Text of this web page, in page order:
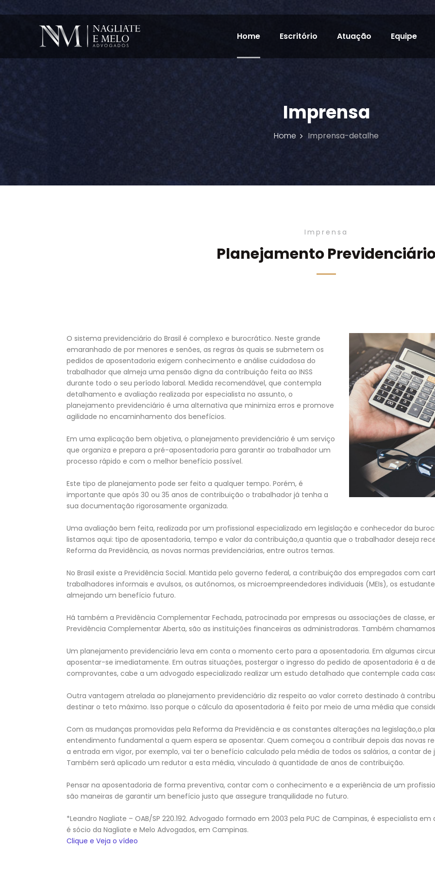
Home Escritório Atuação Equipe
Imprensa
Home Imprensa-detalhe
Imprensa
Planejamento
O sistema previdenciário do Brasil é complexo e burocrático. Neste grande
emaranhado de por menores e senões, as regras às quais se submetem os
pedidos de aposentadoria exigem conhecimento e análise cuidadosa do
trabalhador que almeja uma pensão digna da contribuição feita ao INSS
durante todo o seu período laboral. Medida recomendável, que contempla
detalhamento e avaliação realizada por especialista no assunto, o
planejamento previdenciário é uma alternativa que minimiza erros e promove
agilidade no encaminhamento dos benefícios.
Em uma explicação bem objetiva, o planejamento previdenciário é um serviço
que organiza e prepara a pré-aposentadoria para garantir ao trabalhador um
processo rápido e com o melhor benefício possível.
Este tipo de planejamento pode ser feito a qualquer tempo. Porém, é
importante que após 30 ou 35 anos de contribuição o trabalhador já tenha a
sua documentação rigorosamente organizada.
Uma avaliação bem feita, realizada por um profissional especializado em legislação e conhecedor da
listamos aqui: tipo de aposentadoria, tempo e valor da contribuição,a quantia que o trabalhador deseja
Reforma da Previdência, as novas normas previdenciárias, entre outros temas.
No Brasil existe a Previdência Social. Mantida pelo governo federal, a contribuição dos empregados com
trabalhadores informais e avulsos, os autônomos, os microempreendedores individuais (MEIs), os
almejando um benefício futuro.
Há também a Previdência Complementar Fechada, patrocinada por empresas ou associações de classe,
Previdência Complementar Aberta, são as instituições financeiras as administradoras. Também
Um planejamento previdenciário leva em conta o momento certo para a aposentadoria. Em algumas
aposentar-se imediatamente. Em outras situações, postergar o ingresso do pedido de aposentadoria é a
comprovantes, cabe a um advogado especializado realizar um estudo detalhado que contemple cada
Outra vantagem atrelada ao planejamento previdenciário diz respeito ao valor correto destinado à
destinar o teto máximo. Isso porque o cálculo da aposentadoria é feito por meio de uma média que
Com as mudanças promovidas pela Reforma da Previdência e as constantes alterações na legislação,o
entendimento fundamental a quem espera se aposentar. Quem começou a contribuir depois das novas
a entrada em vigor, por exemplo, vai ter o benefício calculado pela média de todos os salários, a contar
Também será aplicado um redutor a esta média, vinculado à quantidade de anos de contribuição.
Pensar na aposentadoria de forma preventiva, contar com o conhecimento e a experiência de um
são maneiras de garantir um benefício justo que assegure tranquilidade no futuro.
*Leandro Nagliate – OAB/SP 220.192. Advogado formado em 2003 pela PUC de Campinas, é especialista
é sócio da Nagliate e Melo Advogados, em Campinas.
Clique e Veja o vídeo